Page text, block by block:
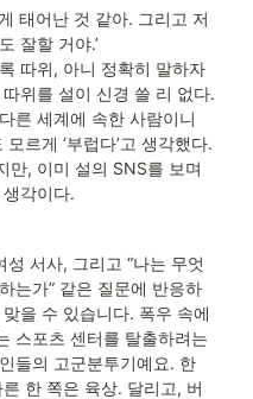
태어난 것 같아. 그리고 저
잘할 거야.’
따위, 아니 정확히 말하자
위를 설이 신경 쓸 리 없다.
른 세계에 속한 사람이니
르게 ‘부럽다’고 생각했다.
만, 이미 설의 SNS를 보며
각이다.
성 서사, 그리고 “나는 무엇
는가” 같은 질문에 반응하
을 수 있습니다. 폭우 속에
스포츠 센터를 탈출하려는
들의 고군분투기예요. 한
한 쪽은 육상. 달리고, 버